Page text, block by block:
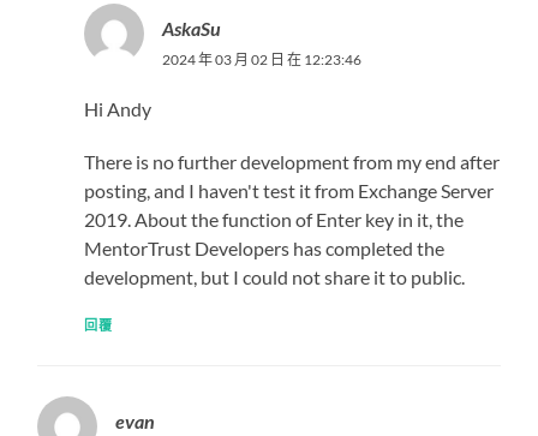
AskaSu
2024 年 03 月 02 日 在 12:23:46
Hi Andy
There is no further development from my end after
posting, and I haven't test it from Exchange Server
2019. About the function of Enter key in it, the
MentorTrust Developers has completed the
development, but I could not share it to public.
回覆
evan